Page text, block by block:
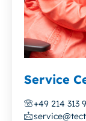
Service
+49 214 313